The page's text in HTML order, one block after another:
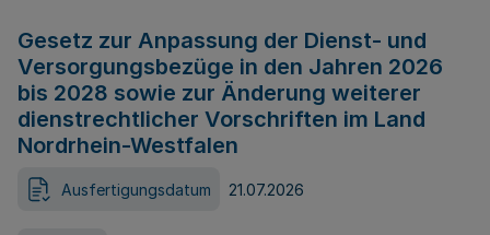
Gesetz zur Anpassung der Dienst- und
Versorgungsbezüge in den Jahren 2026
bis 2028 sowie zur Änderung weiterer
dienstrechtlicher Vorschriften im Land
Nordrhein-Westfalen
Ausfertigungsdatum 21.07.2026